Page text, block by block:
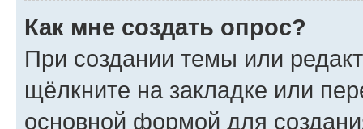
Как мне создать опрос?
При создании темы или
щёлкните на закладке или
основной формой для